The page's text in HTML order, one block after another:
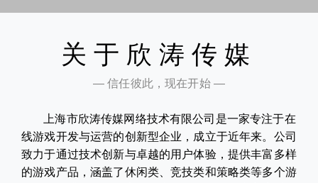
关于欣涛传媒
— 信任彼此，现在开始 —
上海市欣涛传媒网络技术有限公司是一家专注于在
线游戏开发与运营的创新型企业，成立于近年来。公司
致力于通过技术创新与卓越的用户体验，提供丰富多样
的游戏产品，涵盖了休闲类、竞技类和策略类等多个游